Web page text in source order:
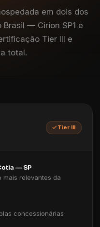
em dois dos
— Cirion SP1 e
Tier III e
total.
Tier III
— SP
mais relevantes da
concessionárias